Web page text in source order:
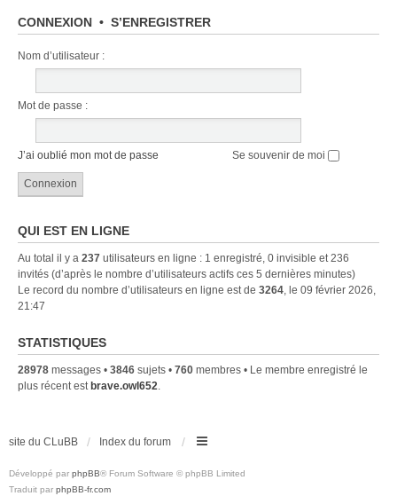
CONNEXION • S’ENREGISTRER
Nom d’utilisateur :
Mot de passe :
J’ai oublié mon mot de passe Se souvenir de moi
QUI EST EN LIGNE
Au total il y a 237 utilisateurs en ligne : 1 enregistré, 0 invisible et 236
invités (d’après le nombre d’utilisateurs actifs ces 5 dernières minutes)
Le record du nombre d’utilisateurs en ligne est de 3264, le 09 février 2026,
21:47
STATISTIQUES
28978 messages • 3846 sujets • 760 membres • Le membre enregistré le
plus récent estbrave.owl652.
site du CLuBB Index du forum
Développé par phpBB® Forum Software © phpBB Limited
Traduit par phpBB-fr.com